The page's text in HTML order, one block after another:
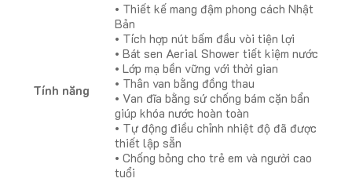
Tính năng
• Thiết kế mang đậm phong cách Nhật
Bản
• Tích hợp nút bấm đầu vòi tiện lợi
• Bát sen Aerial Shower tiết kiệm nước
• Lớp mạ bền vững với thời gian
• Thân van bằng đồng thau
• Van đĩa bằng sứ chống bám cặn bẩn
giúp khóa nước hoàn toàn
• Tự động điều chỉnh nhiệt độ đã được
thiết lập sẵn
• Chống bỏng cho trẻ em và người cao
tuổi